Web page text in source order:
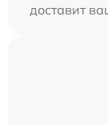
доставит